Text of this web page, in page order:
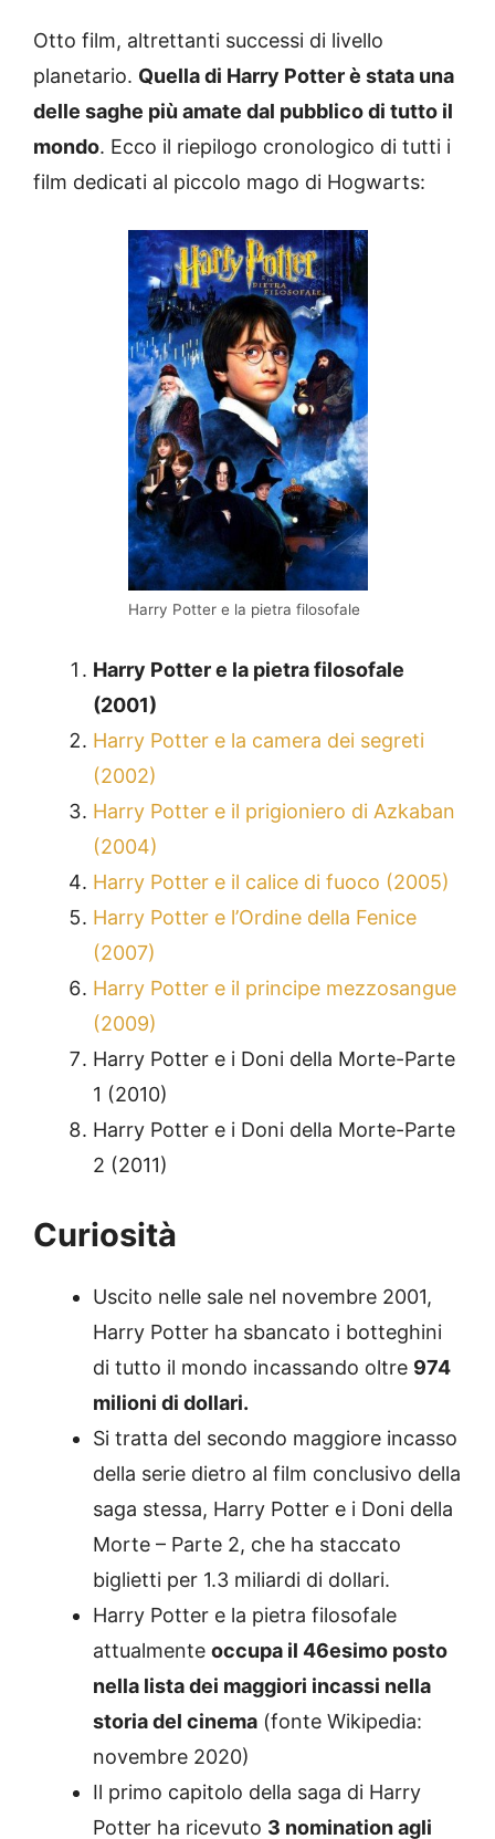
Otto film, altrettanti successi di livello
planetario. Quella di Harry Potter è stata una
delle saghe più amate dal pubblico di tutto il
mondo. Ecco il riepilogo cronologico di tutti i
film dedicati al piccolo mago di Hogwarts:
Harry Potter e la pietra filosofale
Harry Potter e la pietra filosofale
(2001)
Harry Potter e la camera dei segreti
(2002)
Harry Potter e il prigioniero di Azkaban
(2004)
Harry Potter e il calice di fuoco (2005)
Harry Potter e l’Ordine della Fenice
(2007)
Harry Potter e il principe mezzosangue
(2009)
Harry Potter e i Doni della Morte-Parte
1 (2010)
Harry Potter e i Doni della Morte-Parte
2 (2011)
Curiosità
Uscito nelle sale nel novembre 2001,
Harry Potter ha sbancato i botteghini
di tutto il mondo incassando oltre 974
milioni di dollari.
Si tratta del secondo maggiore incasso
della serie dietro al film conclusivo della
saga stessa, Harry Potter e i Doni della
Morte – Parte 2, che ha staccato
biglietti per 1.3 miliardi di dollari.
Harry Potter e la pietra filosofale
attualmente occupa il 46esimo posto
nella lista dei maggiori incassi nella
storia del cinema (fonte Wikipedia:
novembre 2020)
Il primo capitolo della saga di Harry
Potter ha ricevuto 3 nomination agli